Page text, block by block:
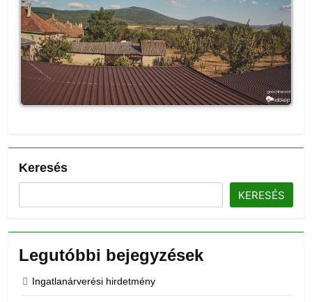
Keresés
KERESÉS
Legutóbbi bejegyzések
Ingatlanárverési hirdetmény